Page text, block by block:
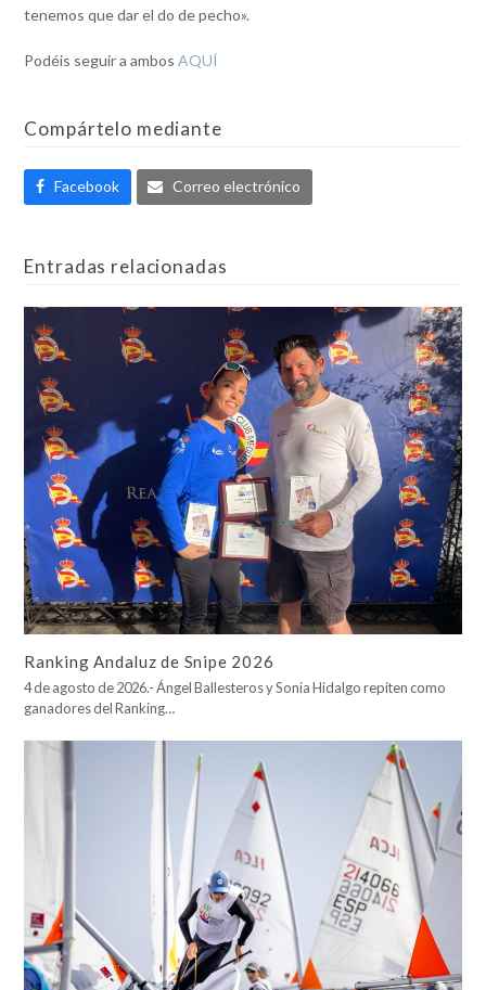
tenemos que dar el do de pecho».
Podéis seguir a ambosAQUÍ
Compártelo mediante
Facebook Correo electrónico
Entradas relacionadas
Ranking Andaluz de Snipe 2026
4 de agosto de 2026.- Ángel Ballesteros y Sonia Hidalgo repiten como
ganadores del Ranking…